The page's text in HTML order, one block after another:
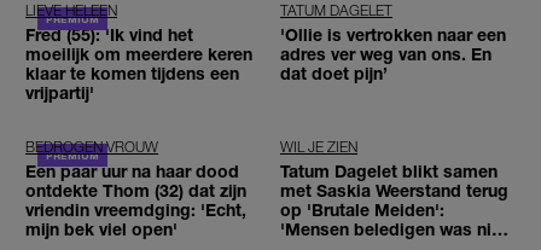
LIEVE HELEEN
Fred (55): 'Ik vind het
moeilijk om meerdere keren
klaar te komen tijdens een
vrijpartij'
TATUM DAGELET
'Ollie is vertrokken naar een
adres ver weg van ons. En
dat doet pijn’
BEDROGEN VROUW
Een paar uur na haar dood
ontdekte Thom (32) dat zijn
vriendin vreemdging: 'Echt,
mijn bek viel open'
WIL JE ZIEN
Tatum Dagelet blikt samen
met Saskia Weerstand terug
op 'Brutale Meiden':
'Mensen beledigen was niet